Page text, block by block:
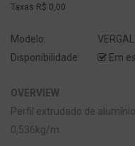
Taxas R$ 0,00
Modelo:
Disponibilidade:
Em
OVERVIEW
Perfil extrudado de
0,536kg/m.